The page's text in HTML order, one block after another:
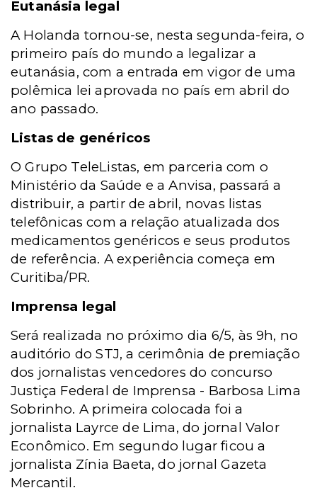
Eutanásia legal
A Holanda tornou-se, nesta segunda-feira, o
primeiro país do mundo a legalizar a
eutanásia, com a entrada em vigor de uma
polêmica lei aprovada no país em abril do
ano passado.
Listas de genéricos
O Grupo TeleListas, em parceria com o
Ministério da Saúde e a Anvisa, passará a
distribuir, a partir de abril, novas listas
telefônicas com a relação atualizada dos
medicamentos genéricos e seus produtos
de referência. A experiência começa em
Curitiba/PR.
Imprensa legal
Será realizada no próximo dia 6/5, às 9h, no
auditório do STJ, a cerimônia de premiação
dos jornalistas vencedores do concurso
Justiça Federal de Imprensa - Barbosa Lima
Sobrinho. A primeira colocada foi a
jornalista Layrce de Lima, do jornal Valor
Econômico. Em segundo lugar ficou a
jornalista Zínia Baeta, do jornal Gazeta
Mercantil.